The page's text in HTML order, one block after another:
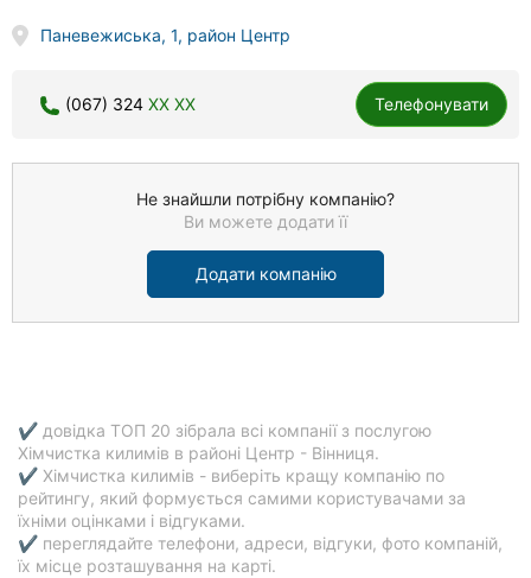
Паневежиська, 1, район Центр
(067) 324 XX XX Телефонувати
Не знайшли потрібну компанію?
Ви можете додати її
Додати компанію
✔ довідка ТОП 20 зібрала всі компанії з послугою
Хімчистка килимів в районі Центр - Вінниця.
✔ Хімчистка килимів - виберіть кращу компанію по
рейтингу, який формується самими користувачами за
їхніми оцінками і відгуками.
✔ переглядайте телефони, адреси, відгуки, фото компаній,
їх місце розташування на карті.